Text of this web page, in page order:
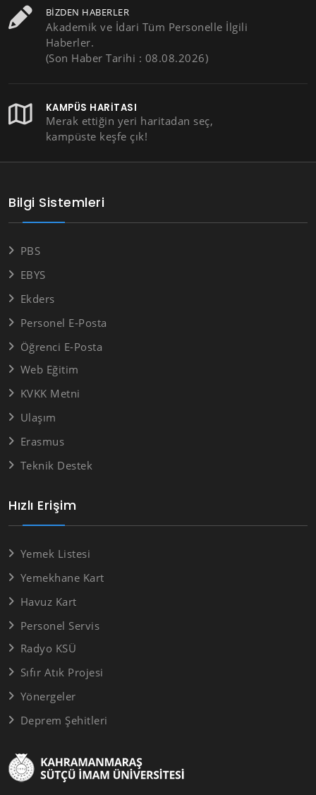
BIZDEN HABERLER
Akademik ve İdari Tüm Personelle İlgili
Haberler.
(Son Haber Tarihi : 08.08.2026)
KAMPÜS HARITASI
Merak ettiğin yeri haritadan seç,
kampüste keşfe çık!
Hızlı Erişim
Yemek Listesi
Yemekhane Kart
Havuz Kart
Personel Servis
Radyo KSÜ
Sıfır Atık Projesi
Yönergeler
Deprem Şehitleri
Bilgi Sistemleri
PBS
EBYS
Ekders
Personel E-Posta
Öğrenci E-Posta
Web Eğitim
KVKK Metni
Ulaşım
Erasmus
Teknik Destek